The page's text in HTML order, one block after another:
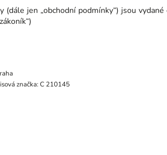
(dále jen „obchodní podmínky“) jsou
značka: C 210145